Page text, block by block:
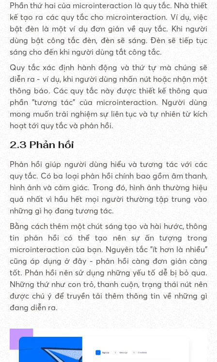
Phần thứ hai của microinteraction là quy tắc. Nhà thiết
kế tạo ra các quy tắc cho microinteraction. Ví dụ, việc
bật đèn là một ví dụ đơn giản về quy tắc. Khi người
dùng bật công tắc đèn, đèn sẽ sáng. Đèn sẽ tiếp tục
sáng cho đến khi người dùng tắt công tắc.
Quy tắc xác định hành động và thứ tự mà chúng sẽ
diễn ra - ví dụ, khi người dùng nhấn nút hoặc nhận một
thông báo. Các quy tắc này được thiết kế thông qua
phần "tương tác" của microinteraction. Người dùng
mong muốn trải nghiệm sự liên tục và tự nhiên từ kích
hoạt tới quy tắc và phản hồi.
2.3 Phản hồi
Phản hồi giúp người dùng hiểu và tương tác với các
quy tắc. Có ba loại phản hồi chính bao gồm âm thanh,
hình ảnh và cảm giác. Trong đó, hình ảnh thường hiệu
quả nhất vì hầu hết mọi người thường tập trung vào
những gì họ đang tương tác.
Bằng cách thêm một chút sáng tạo và hài hước, thông
tin phản hồi có thể tạo nên sự ấn tượng trong
microinteraction của bạn. Nguyên tắc "ít hơn là nhiều"
cũng áp dụng ở đây - phản hồi càng đơn giản càng
tốt. Phản hồi nên sử dụng những yếu tố dễ bị bỏ qua.
Những thứ như con trỏ, thanh cuộn, trạng thái nút nên
được chú ý để truyền tải thêm thông tin về những gì
đang diễn ra.